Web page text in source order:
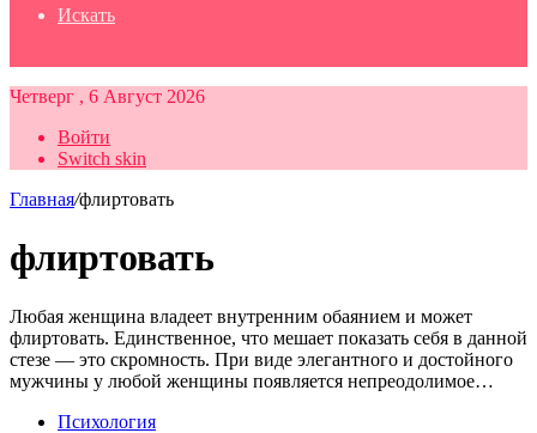
Искать
Четверг , 6 Август 2026
Войти
Switch skin
Главная/флиртовать
флиртовать
Любая женщина владеет внутренним обаянием и может
флиртовать. Единственное, что мешает показать себя в данной
стезе — это скромность. При виде элегантного и достойного
мужчины у любой женщины появляется непреодолимое…
Психология